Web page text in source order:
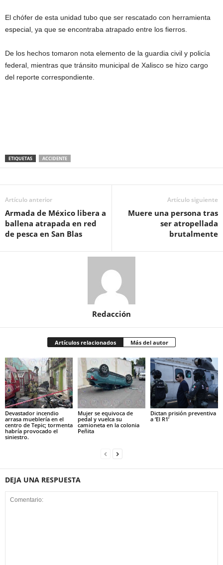
El chófer de esta unidad tubo que ser rescatado con herramienta
especial, ya que se encontraba atrapado entre los fierros.
De los hechos tomaron nota elemento de la guardia civil y policía
federal, mientras que tránsito municipal de Xalisco se hizo cargo
del reporte correspondiente.
ETIQUETAS ACCIDENTE
Artículo anterior
Armada de México libera a
ballena atrapada en red
de pesca en San Blas
Artículo siguiente
Muere una persona tras
ser atropellada
brutalmente
Redacción
Artículos relacionados Más del autor
Devastador incendio
arrasa mueblería en el
centro de Tepic; tormenta
habría provocado el
siniestro.
Mujer se equivoca de
pedal y vuelca su
camioneta en la colonia
Peñita
Dictan prisión preventiva
a ‘El R1’
DEJA UNA RESPUESTA